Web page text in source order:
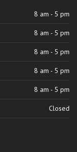
8 am - 5 pm
8 am - 5 pm
8 am - 5 pm
8 am - 5 pm
8 am - 5 pm
Closed